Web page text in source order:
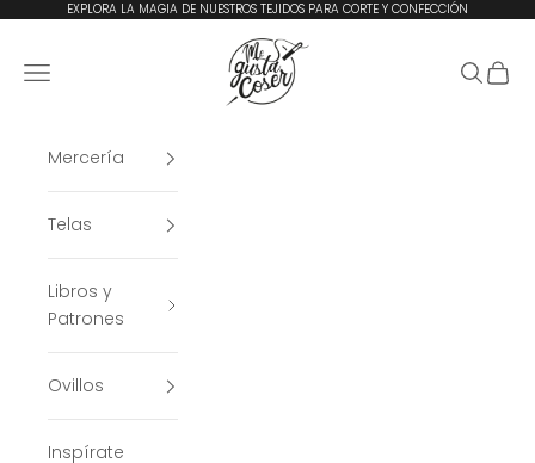
Ir al contenidoEXPLORA LA MAGIA DE NUESTROS TEJIDOS PARA CORTE Y CONFECCIÓN
Me Gusta Coser
Menú
Buscar
Cesta
Mercería
Telas
Libros y
Patrones
Ovillos
Inspírate